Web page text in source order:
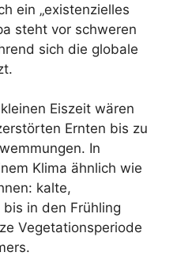
ein „existenzielles
steht vor schweren
sich die globale
Eiszeit wären
Ernten bis zu
In
Klima ähnlich wie
kalte,
in den Frühling
Vegetationsperiode